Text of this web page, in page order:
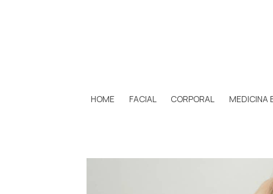
HOME FACIAL CORPORAL MEDICINA